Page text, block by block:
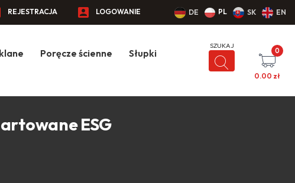
REJESTRACJA LOGOWANIE DE PL SK EN
Poręcze ścienne
Słupki
0
0.00 zł
ESG